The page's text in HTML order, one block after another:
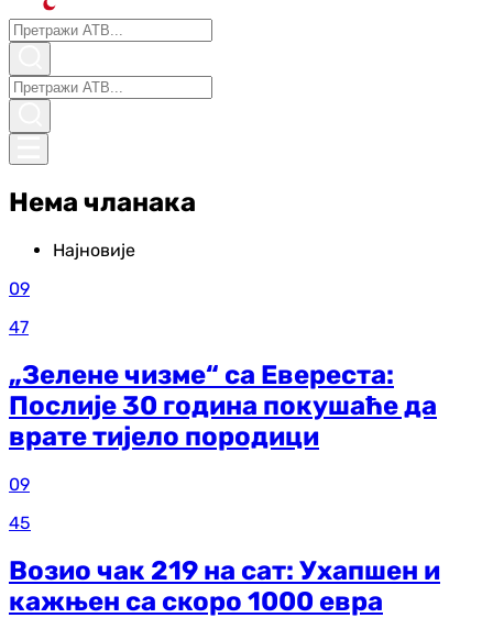
Нема чланака
Најновије
09
47
„Зелене чизме“ са Евереста:
Послије 30 година покушаће да
врате тијело породици
09
45
Возио чак 219 на сат: Ухапшен и
кажњен са скоро 1000 евра